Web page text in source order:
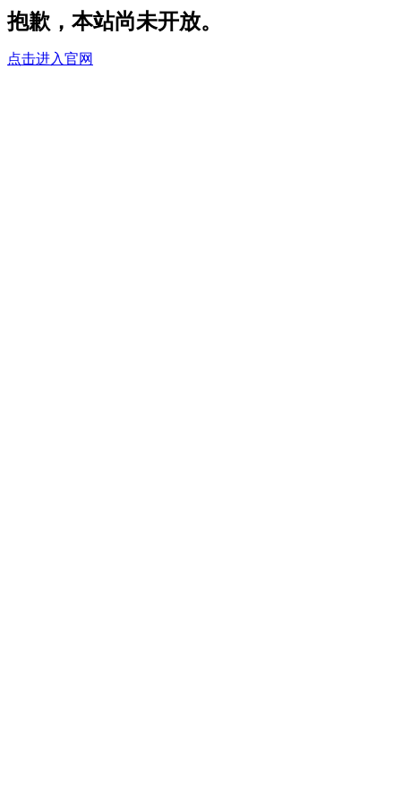
抱歉，本站尚未开放。
点击进入官网